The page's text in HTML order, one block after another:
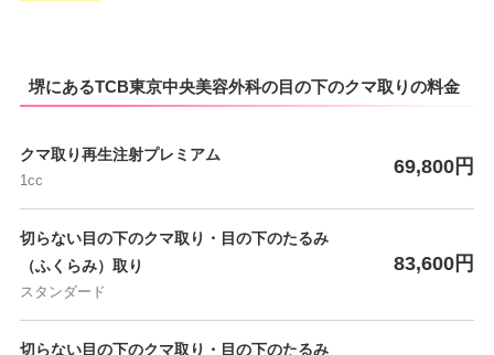
堺にあるTCB東京中央美容外科の目の下のクマ取りの料金
クマ取り再生注射プレミアム
1cc
69,800円
切らない目の下のクマ取り・目の下のたるみ
（ふくらみ）取り
スタンダード
83,600円
切らない目の下のクマ取り・目の下のたるみ